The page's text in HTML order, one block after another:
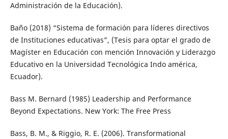
Administración de la Educación).
Baño (2018) “Sistema de formación para líderes directivos
de Instituciones educativas”, (Tesis para optar el grado de
Magíster en Educación con mención Innovación y Liderazgo
Educativo en la Universidad Tecnológica Indo américa,
Ecuador).
Bass M. Bernard (1985) Leadership and Performance
Beyond Expectations. New York: The Free Press
Bass, B. M., & Riggio, R. E. (2006). Transformational